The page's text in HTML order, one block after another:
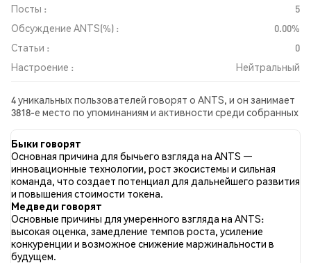
Посты :
5
Обсуждение ANTS(%) :
0.00%
Статьи :
0
Настроение :
Нейтральный
4 уникальных пользователей говорят о ANTS, и он занимает
3818-е место по упоминаниям и активности среди собранных
ANTS во всех социальных сетях было Нейтральный. Всего
было опубликовано 0 новостных статей о ANTS. В Twitter
0.00% твитов имели бычий настрой по сравнению с 66.67%
твитов с медвежьим настроем по ANTS. 33.33% твитов были
нейтральными по отношению к ANTS. Эти данные основаны
на 3 твитах.
Быки говорят
Основная причина для бычьего взгляда на ANTS —
инновационные технологии, рост экосистемы и сильная
команда, что создает потенциал для дальнейшего развития
и повышения стоимости токена.
Медведи говорят
Основные причины для умеренного взгляда на ANTS:
высокая оценка, замедление темпов роста, усиление
конкуренции и возможное снижение маржинальности в
будущем.